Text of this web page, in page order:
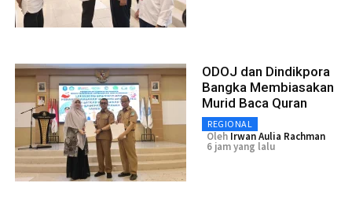
ODOJ dan Dindikpora
Bangka Membiasakan
Murid Baca Quran
REGIONAL
Oleh Irwan Aulia Rachman
6 jam yang lalu